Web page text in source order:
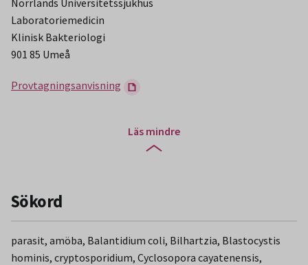
Norrlands Universitetssjukhus
Laboratoriemedicin
Klinisk Bakteriologi
901 85 Umeå
Provtagningsanvisning
Läs mindre
Sökord
parasit, amöba, Balantidium coli, Bilhartzia, Blastocystis
hominis, cryptosporidium, Cyclosopora cayatenensis,